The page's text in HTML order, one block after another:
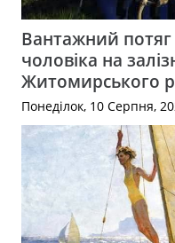
Вантажний
чоловіка на
Житомирського
Понеділок, 10 Серпня,